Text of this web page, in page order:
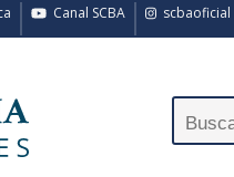
scbaoficial
Canal SCBA